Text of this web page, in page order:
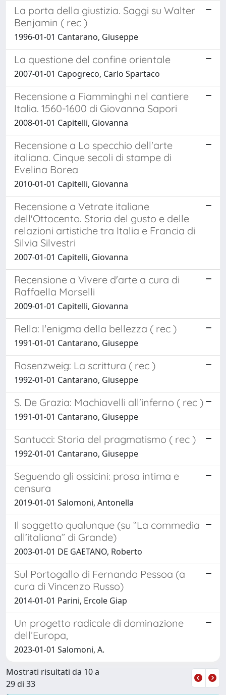
La porta della giustizia. Saggi su Walter
Benjamin ( rec )
1996-01-01 Cantarano, Giuseppe
La questione del confine orientale
2007-01-01 Capogreco, Carlo Spartaco
Recensione a Fiamminghi nel cantiere
Italia. 1560-1600 di Giovanna Sapori
2008-01-01 Capitelli, Giovanna
Recensione a Lo specchio dell'arte
italiana. Cinque secoli di stampe di
Evelina Borea
2010-01-01 Capitelli, Giovanna
Recensione a Vetrate italiane
dell'Ottocento. Storia del gusto e delle
relazioni artistiche tra Italia e Francia di
Silvia Silvestri
2007-01-01 Capitelli, Giovanna
Recensione a Vivere d'arte a cura di
Raffaella Morselli
2009-01-01 Capitelli, Giovanna
Rella: l'enigma della bellezza ( rec )
1991-01-01 Cantarano, Giuseppe
Rosenzweig: La scrittura ( rec )
1992-01-01 Cantarano, Giuseppe
S. De Grazia: Machiavelli all'inferno ( rec )
1991-01-01 Cantarano, Giuseppe
Santucci: Storia del pragmatismo ( rec )
1992-01-01 Cantarano, Giuseppe
Seguendo gli ossicini: prosa intima e
censura
2019-01-01 Salomoni, Antonella
Il soggetto qualunque (su “La commedia
all’italiana” di Grande)
2003-01-01 DE GAETANO, Roberto
Sul Portogallo di Fernando Pessoa (a
cura di Vincenzo Russo)
2014-01-01 Parini, Ercole Giap
Un progetto radicale di dominazione
dell’Europa,
2023-01-01 Salomoni, A.
Mostrati risultati da 10 a
29 di 33